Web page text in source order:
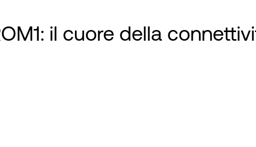
il cuore della